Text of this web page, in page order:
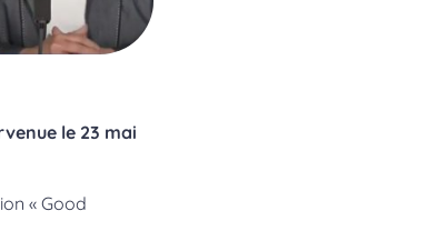
le 23 mai
« Good